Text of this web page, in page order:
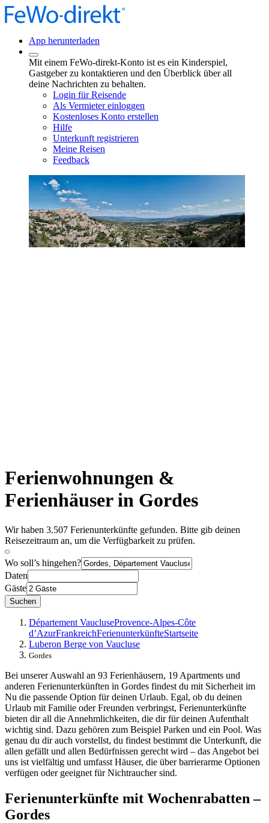
App herunterladen
Mit einem FeWo-direkt-Konto ist es ein Kinderspiel,
Gastgeber zu kontaktieren und den Überblick über all
deine Nachrichten zu behalten.
Login für Reisende
Als Vermieter einloggen
Kostenloses Konto erstellen
Hilfe
Unterkunft registrieren
Meine Reisen
Feedback
Ferienwohnungen &
Ferienhäuser in Gordes
Wir haben 3.507 Ferienunterkünfte gefunden. Bitte gib deinen
Reisezeitraum an, um die Verfügbarkeit zu prüfen.
Wo soll’s hingehen?
Daten
Gäste
Suchen
Département VaucluseProvence-Alpes-Côte
d’AzurFrankreichFerienunterkünfteStartseite
Luberon Berge von Vaucluse
Gordes
Bei unserer Auswahl an 93 Ferienhäusern, 19 Apartments und
anderen Ferienunterkünften in Gordes findest du mit Sicherheit im
Nu die passende Option für deinen Urlaub. Egal, ob du deinen
Urlaub mit Familie oder Freunden verbringst, Ferienunterkünfte
bieten dir all die Annehmlichkeiten, die dir für deinen Aufenthalt
wichtig sind. Dazu gehören zum Beispiel Parken und ein Pool. Was
genau du dir auch vorstellst, du findest bestimmt die Unterkunft, die
allen gefällt und allen Bedürfnissen gerecht wird – das Angebot bei
uns ist vielfältig und umfasst Häuser, die über barrierarme Optionen
verfügen oder geeignet für Nichtraucher sind.
Ferienunterkünfte mit Wochenrabatten –
Gordes